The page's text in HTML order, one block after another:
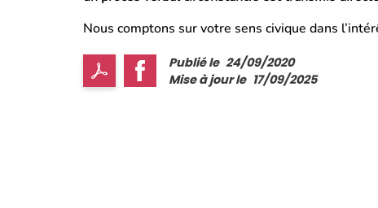
Nous comptons sur votre sens civique dans
Publié le 24/09/2020
Mise à jour le 17/09/2025